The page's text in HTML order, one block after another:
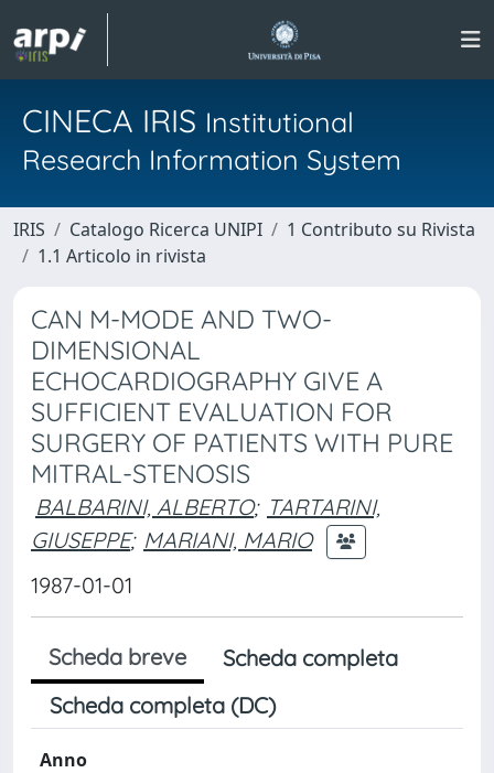
CINECA IRIS Institutional
Research Information System
IRIS Catalogo Ricerca UNIPI
1 Contributo su Rivista
1.1 Articolo in rivista
CAN M-MODE AND TWO-
DIMENSIONAL
ECHOCARDIOGRAPHY GIVE A
SUFFICIENT EVALUATION FOR
SURGERY OF PATIENTS WITH PURE
MITRAL-STENOSIS
BALBARINI, ALBERTO; TARTARINI,
GIUSEPPE; MARIANI, MARIO
1987-01-01
Scheda breve
Scheda completa
Scheda completa (DC)
Anno